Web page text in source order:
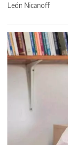
León Nicanoff